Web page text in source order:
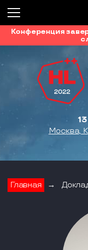
Конференция
Москва,
Главная →